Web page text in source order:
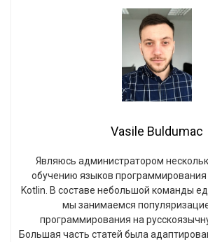
Vasile Buldumac
Являюсь администратором
обучению языков программирования
Kotlin. В составе небольшой команды
мы занимаемся
программирования на
Большая часть статей была